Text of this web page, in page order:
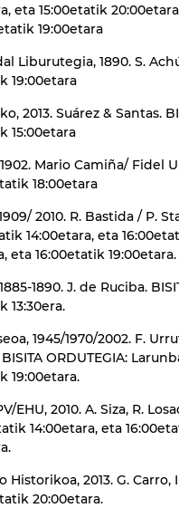
eta 15:00etatik
19:00etara
Liburutegia, 1890. S.
19:00etara
2013. Suárez & Santas.
15:00etara
Mario Camiña/ Fidel
18:00etara
2010. R. Bastida / P.
14:00etara, eta
eta 16:00etatik 19:00etara.
1890. J. de Ruciba.
13:30era.
1945/1970/2002. F.
ORDUTEGIA:
19:00etara.
EHU, 2010. A. Siza, R.
14:00etara, eta
2013. G. Carro,
20:00etara.